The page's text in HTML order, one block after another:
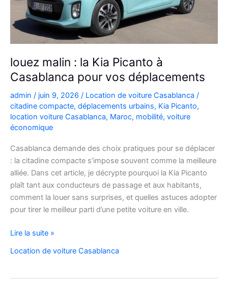
louez malin : la Kia Picanto à
Casablanca pour vos déplacements
admin / juin 9, 2026 / Location de voiture Casablanca /
citadine compacte, déplacements urbains, Kia Picanto,
location voiture Casablanca, Maroc, mobilité, voiture
économique
Casablanca demande des choix pratiques pour se déplacer
: la citadine compacte s’impose souvent comme la meilleure
alliée. Dans cet article, je décrypte pourquoi la Kia Picanto
plaît tant aux conducteurs de passage et aux habitants,
comment la louer sans surprises, et quelles astuces adopter
pour tirer le meilleur parti d’une petite voiture en ville.
louez
Lire la suite »
Location de voiture Casablanca